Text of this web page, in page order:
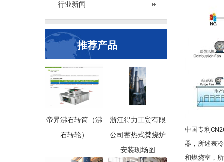
行业新闻
推荐产品
帝昇沸石转筒（沸
石转轮）
浙江得力工贸有限
公司蓄热式焚烧炉
安装现场图
中国专利
器，所述表
和燃烧室，